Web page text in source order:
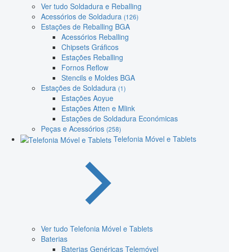
Ver tudo Soldadura e Reballing
Acessórios de Soldadura (126)
Estações de Reballing BGA
Acessórios Reballing
Chipsets Gráficos
Estações Reballing
Fornos Reflow
Stencils e Moldes BGA
Estações de Soldadura (1)
Estações Aoyue
Estações Atten e Mlink
Estações de Soldadura Económicas
Peças e Acessórios (258)
Telefonia Móvel e Tablets
Ver tudo Telefonia Móvel e Tablets
Baterias
Baterias Genéricas Telemóvel